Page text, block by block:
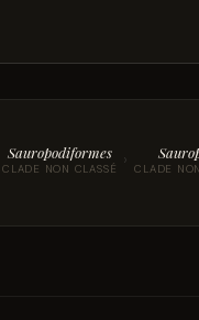
Sauropodiformes
CLADE NON CLASSÉ › CLADE